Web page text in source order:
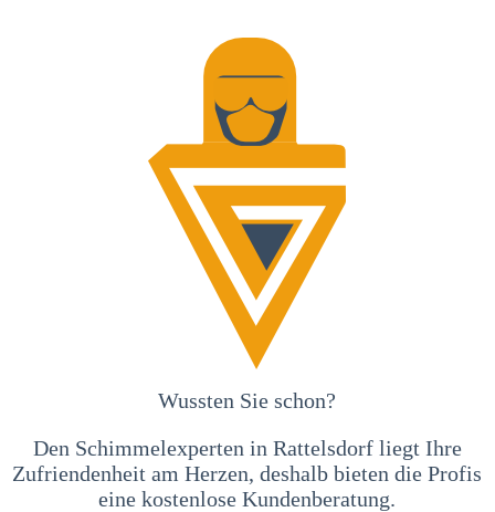
Wussten Sie schon?
Den Schimmelexperten in Rattelsdorf liegt Ihre
Zufriendenheit am Herzen, deshalb bieten die Profis
eine kostenlose Kundenberatung.